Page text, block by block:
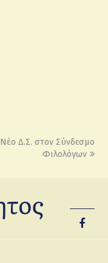
Νέο Δ.Σ. στον Σύνδεσμο
Φιλολόγων